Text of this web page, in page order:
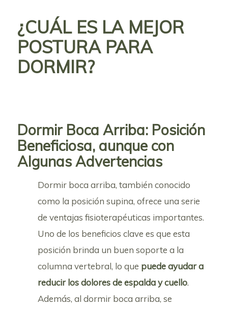
¿CUÁL ES LA MEJOR
POSTURA PARA
DORMIR?
Dormir Boca Arriba: Posición
Beneficiosa, aunque con
Algunas Advertencias
Dormir boca arriba, también conocido
como la posición supina, ofrece una serie
de ventajas fisioterapéuticas importantes.
Uno de los beneficios clave es que esta
posición brinda un buen soporte a la
columna vertebral, lo que puede ayudar a
reducir los dolores de espalda y cuello.
Además, al dormir boca arriba, se